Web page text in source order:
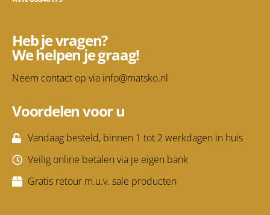
Heb je vragen?
We helpen je graag!
Neem contact op via info@matsko.nl
Voordelen voor u
Vandaag besteld, binnen 1 tot 2 werkdagen in huis
Veilig online betalen via je eigen bank
Gratis retour m.u.v. sale producten